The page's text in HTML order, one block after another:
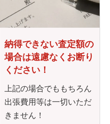
納得できない査定額の
場合は遠慮なくお断り
ください！
上記の場合でももちろん
出張費用等は一切いただ
きません！